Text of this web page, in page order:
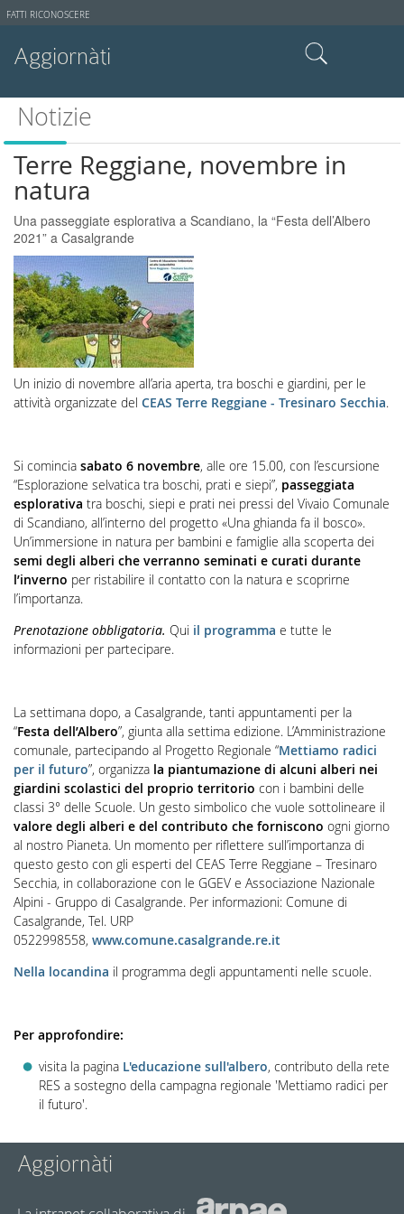
Strumenti
FATTI RICONOSCERE
Aggiornàti
Cerca nel sito
Ricerca avanzata…
Notizie
Terre Reggiane, novembre in
natura
Una passeggiate esplorativa a Scandiano, la “Festa dell’Albero
2021” a Casalgrande
Un inizio di novembre all’aria aperta, tra boschi e giardini, per le
attività organizzate del CEAS Terre Reggiane - Tresinaro Secchia.
Si comincia sabato 6 novembre, alle ore 15.00, con l’escursione
“Esplorazione selvatica tra boschi, prati e siepi”, passeggiata
esplorativa tra boschi, siepi e prati nei pressi del Vivaio Comunale
di Scandiano, all’interno del progetto «Una ghianda fa il bosco».
Un’immersione in natura per bambini e famiglie alla scoperta dei
semi degli alberi che verranno seminati e curati durante
l’inverno per ristabilire il contatto con la natura e scoprirne
l’importanza.
Prenotazione obbligatoria. Qui il programma e tutte le
informazioni per partecipare.
La settimana dopo, a Casalgrande, tanti appuntamenti per la
“Festa dell’Albero”, giunta alla settima edizione. L’Amministrazione
comunale, partecipando al Progetto Regionale “Mettiamo radici
per il futuro”, organizza la piantumazione di alcuni alberi nei
giardini scolastici del proprio territorio con i bambini delle
classi 3° delle Scuole. Un gesto simbolico che vuole sottolineare il
valore degli alberi e del contributo che forniscono ogni giorno
al nostro Pianeta. Un momento per riflettere sull’importanza di
questo gesto con gli esperti del CEAS Terre Reggiane – Tresinaro
Secchia, in collaborazione con le GGEV e Associazione Nazionale
Alpini - Gruppo di Casalgrande. Per informazioni: Comune di
Casalgrande, Tel. URP
0522998558, www.comune.casalgrande.re.it
Nella locandina il programma degli appuntamenti nelle scuole.
Per approfondire:
visita la pagina L'educazione sull'albero, contributo della rete
RES a sostegno della campagna regionale 'Mettiamo radici per
il futuro'.
Aggiornàti